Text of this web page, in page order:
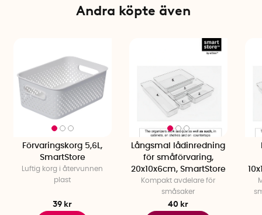
Livsmedelsgodkänd: JaAndra köpte även
Förvaringskorg 5,6L,
SmartStore
Luftig korg i återvunnen
plast
39 kr
Långsmal lådinredning
för småförvaring,
20x10x6cm, SmartStore
Kompakt avdelare för
småsaker
40 kr